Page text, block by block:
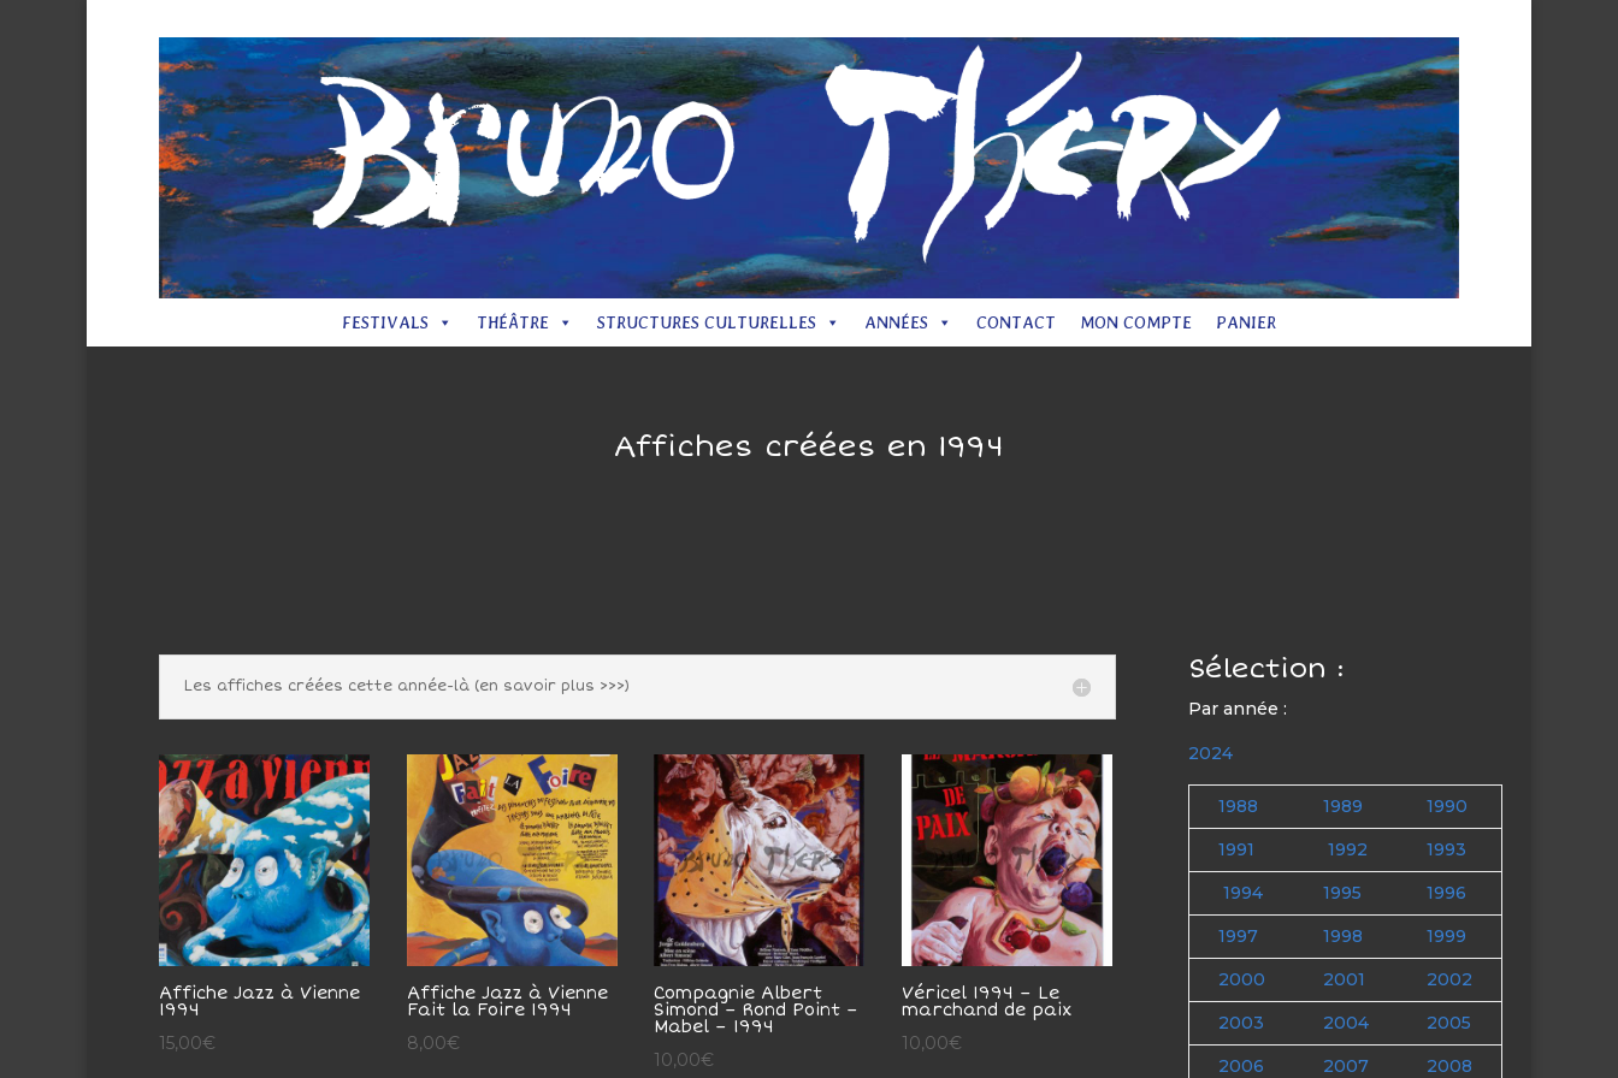
FESTIVALS THÉÂTRE STRUCTURES CULTURELLES ANNÉES CONTACT MON COMPTE PANIER
Affiches créées en 1994
Les affiches créées cette année-là (en savoir plus >>>)
Affiche Jazz à Vienne
1994
15,00€
Affiche Jazz à Vienne
Fait la Foire 1994
8,00€
Compagnie Albert
Simond – Rond Point –
Mabel – 1994
10,00€
Véricel 1994 – Le
marchand de paix
10,00€
Sélection :
Par année :
2024
1988 1989
1990
1991
1992
1993
1994
1995
1996
1997
1998
1999
2000
2001
2002
2003
2004
2005
2006
2007 2008